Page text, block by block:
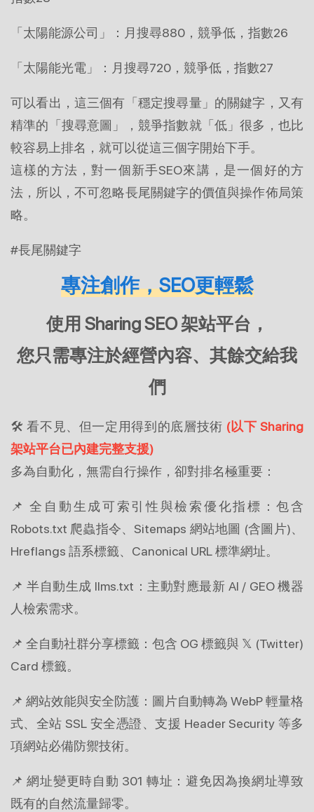
「太陽能源公司」：月搜尋880，競爭低，指數26
「太陽能光電」：月搜尋720，競爭低，指數27
可以看出，這三個有「穩定搜尋量」的關鍵字，又有
精準的「搜尋意圖」，競爭指數就「低」很多，也比
較容易上排名，就可以從這三個字開始下手。
這樣的方法，對一個新手SEO來講，是一個好的方
法，所以，不可忽略長尾關鍵字的價值與操作佈局策
略。
#長尾關鍵字
專注創作，SEO更輕鬆
使用 Sharing SEO 架站平台，
您只需專注於經營內容、其餘交給我
們
🛠 看不見、但一定用得到的底層技術 (以下 Sharing
架站平台已內建完整支援)
多為自動化，無需自行操作，卻對排名極重要：
📌 全自動生成可索引性與檢索優化指標：包含
Robots.txt 爬蟲指令、Sitemaps 網站地圖 (含圖片)、
Hreflangs 語系標籤、Canonical URL 標準網址。
📌 半自動生成 llms.txt：主動對應最新 AI / GEO 機器
人檢索需求。
📌 全自動社群分享標籤：包含 OG 標籤與 𝕏 (Twitter)
Card 標籤。
📌 網站效能與安全防護：圖片自動轉為 WebP 輕量格
式、全站 SSL 安全憑證、支援 Header Security 等多
項網站必備防禦技術。
📌 網址變更時自動 301 轉址：避免因為換網址導致
既有的自然流量歸零。